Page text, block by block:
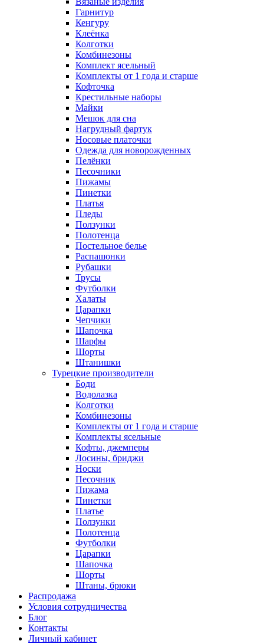
Гарнитур
Кенгуру
Клеёнка
Колготки
Комбинезоны
Комплект ясельный
Комплекты от 1 года и старше
Кофточка
Крестильные наборы
Майки
Мешок для сна
Нагрудный фартук
Носовые платочки
Одежда для новорожденных
Пелёнки
Песочники
Пижамы
Пинетки
Платья
Пледы
Ползунки
Полотенца
Постельное белье
Распашонки
Рубашки
Трусы
Футболки
Халаты
Царапки
Чепчики
Шапочка
Шарфы
Шорты
Штанишки
Турецкие производители
Боди
Водолазка
Колготки
Комбинезоны
Комплекты от 1 года и старше
Комплекты ясельные
Кофты, джемперы
Лосины, бриджи
Носки
Песочник
Пижама
Пинетки
Платье
Ползунки
Полотенца
Футболки
Царапки
Шапочка
Шорты
Штаны, брюки
Распродажа
Условия сотрудничества
Блог
Контакты
Личный кабинет